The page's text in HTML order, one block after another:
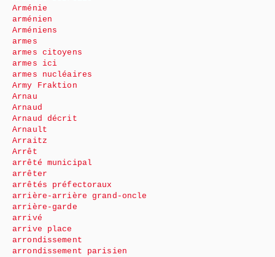
Arménie
arménien
Arméniens
armes
armes citoyens
armes ici
armes nucléaires
Army Fraktion
Arnau
Arnaud
Arnaud décrit
Arnault
Arraitz
Arrêt
arrêté municipal
arrêter
arrêtés préfectoraux
arrière-arrière grand-oncle
arrière-garde
arrivé
arrive place
arrondissement
arrondissement parisien